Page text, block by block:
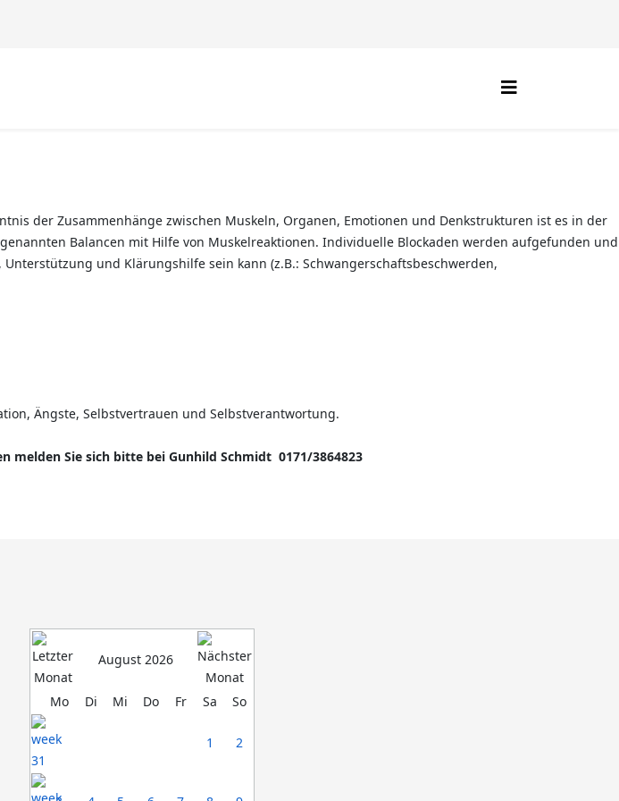
der Zusammenhänge zwischen Muskeln, Organen, Emotionen und Denkstrukturen ist es in der
Balancen mit Hilfe von Muskelreaktionen. Individuelle Blockaden werden aufgefunden und
und Klärungshilfe sein kann (z.B.: Schwangerschaftsbeschwerden,
Ängste, Selbstvertrauen und Selbstverantwortung.
melden Sie sich bitte bei Gunhild Schmidt 0171/3864823
August 2026
Mo Di Mi Do Fr Sa So
1 2